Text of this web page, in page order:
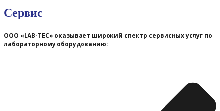
Сервис
ООО «LAB-TEC» оказывает широкий спектр сервисных услуг по
лабораторному оборудованию: